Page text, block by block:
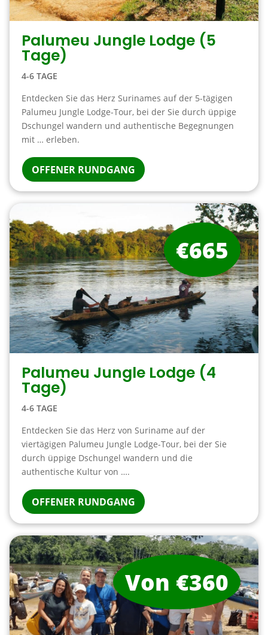
Palumeu Jungle Lodge (5
Tage)
4-6 TAGE
Entdecken Sie das Herz Surinames auf der 5-tägigen
Palumeu Jungle Lodge-Tour, bei der Sie durch üppige
Dschungel wandern und authentische Begegnungen
mit … erleben.
OFFENER RUNDGANG
Palumeu Jungle Lodge (4
Tage)
4-6 TAGE
Entdecken Sie das Herz von Suriname auf der
viertägigen Palumeu Jungle Lodge-Tour, bei der Sie
durch üppige Dschungel wandern und die
authentische Kultur von ….
OFFENER RUNDGANG
€665
Von €360